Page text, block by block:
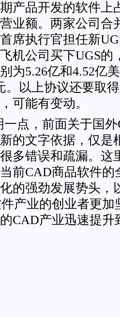
产品开发的软件上
业额。两家公司合
席执行官担任新
机公司买下UGS的
为5.26亿和4.52亿
。以上协议还要取
可能有变动。
点，前面关于国外
的文字依据，仅是
多错误和疏漏。这
前CAD商品软件
的强劲发展势头，
产业的创业者更
CAD产业迅速提升